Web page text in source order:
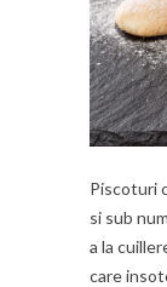
Piscoturi
si sub
a la
care